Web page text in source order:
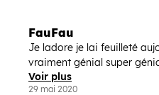
FauFau
Je ladore je lai feuilleté
vraiment génial super
Voir plus
29 mai 2020